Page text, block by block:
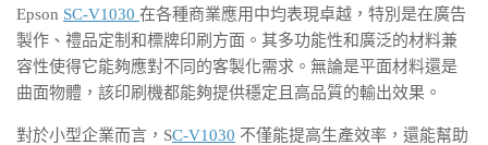
Epson SC-V1030 在各種商業應用中均表現卓越，特別是在廣告
製作、禮品定制和標牌印刷方面。其多功能性和廣泛的材料兼
容性使得它能夠應對不同的客製化需求。無論是平面材料還是
曲面物體，該印刷機都能夠提供穩定且高品質的輸出效果。
對於小型企業而言，SC-V1030 不僅能提高生產效率，還能幫助